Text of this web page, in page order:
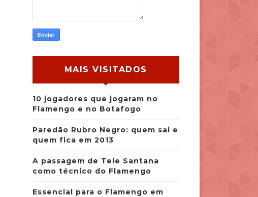
MAIS VISITADOS
10 jogadores que jogaram no
Flamengo e no Botafogo
Paredão Rubro Negro: quem sai e
quem fica em 2013
A passagem de Tele Santana
como técnico do Flamengo
Essencial para o Flamengo em